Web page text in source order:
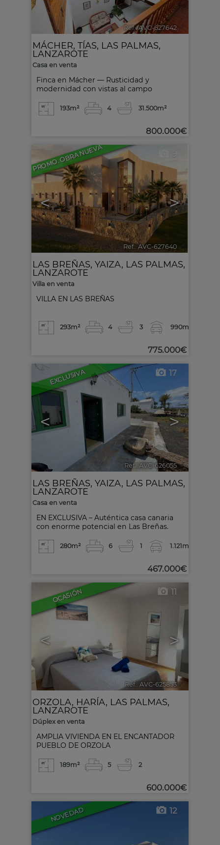
Ref.. AVC-627642 🔗
Finca en Mácher — Rusticidad y
modernidad con vistas al campo
MÁCHER, TÍAS, LAS PALMAS,
LANZAROTE
Casa en venta
193m² 4 31.500m²
800.000€
PROMO. OBRA NUEVA
< >
9
Ref.. AVC-627640 🔗
VILLA EN LAS BREÑAS
LAS BREÑAS, YAIZA, LAS PALMAS,
LANZAROTE
Villa en venta
293m² 4 3 990m²
775.000€
EXCLUSIVA
< >
17
Ref.. AVC-626055 🔗
EN EXCLUSIVA – Auténtica casa canaria
con enorme potencial en Las Breñas.
LAS BREÑAS, YAIZA, LAS PALMAS,
LANZAROTE
Casa en venta
280m² 6 1 1.121m²
467.000€
OCASIÓN
< >
11
Ref.. AVC-625853 🔗
AMPLIA VIVIENDA EN EL ENCANTADOR
PUEBLO DE ORZOLA
ORZOLA, HARÍA, LAS PALMAS,
LANZAROTE
Dúplex en venta
189m² 5 2
600.000€
NOVEDAD 12